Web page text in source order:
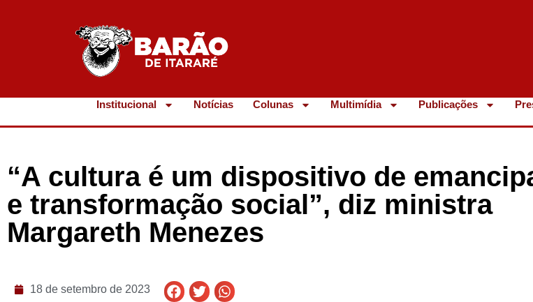
Institucional Notícias Colunas Multimídia Publicações
“A cultura é um dispositivo de
e transformação social”, diz ministra
Margareth Menezes
18 de setembro de 2023